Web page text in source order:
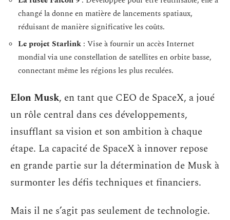
changé la donne en matière de lancements spatiaux,
réduisant de manière significative les coûts.
Le projet Starlink : Vise à fournir un accès Internet
mondial via une constellation de satellites en orbite basse,
connectant même les régions les plus reculées.
Elon Musk, en tant que CEO de SpaceX, a joué
un rôle central dans ces développements,
insufflant sa vision et son ambition à chaque
étape. La capacité de SpaceX à innover repose
en grande partie sur la détermination de Musk à
surmonter les défis techniques et financiers.
Mais il ne s’agit pas seulement de technologie.